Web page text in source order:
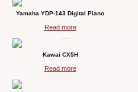
Yamaha YDP-143 Digital Piano
Read more
Kawai CX5H
Read more